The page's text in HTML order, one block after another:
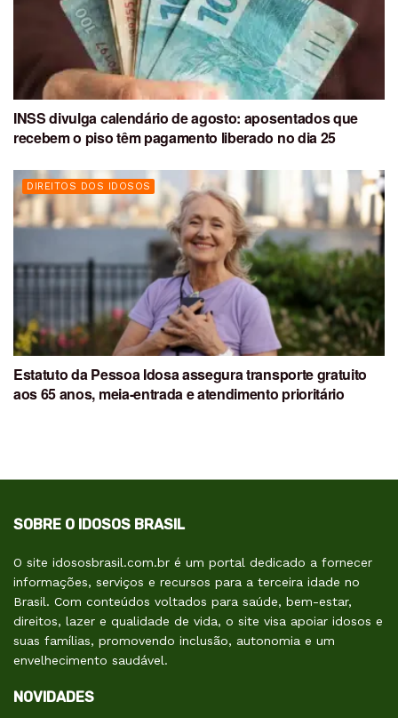
INSS divulga calendário de agosto: aposentados que
recebem o piso têm pagamento liberado no dia 25
DIREITOS DOS IDOSOS
Estatuto da Pessoa Idosa assegura transporte gratuito
aos 65 anos, meia-entrada e atendimento prioritário
SOBRE O IDOSOS BRASIL
O site idososbrasil.com.br é um portal dedicado a fornecer
informações, serviços e recursos para a terceira idade no
Brasil. Com conteúdos voltados para saúde, bem-estar,
direitos, lazer e qualidade de vida, o site visa apoiar idosos e
suas famílias, promovendo inclusão, autonomia e um
envelhecimento saudável.
NOVIDADES